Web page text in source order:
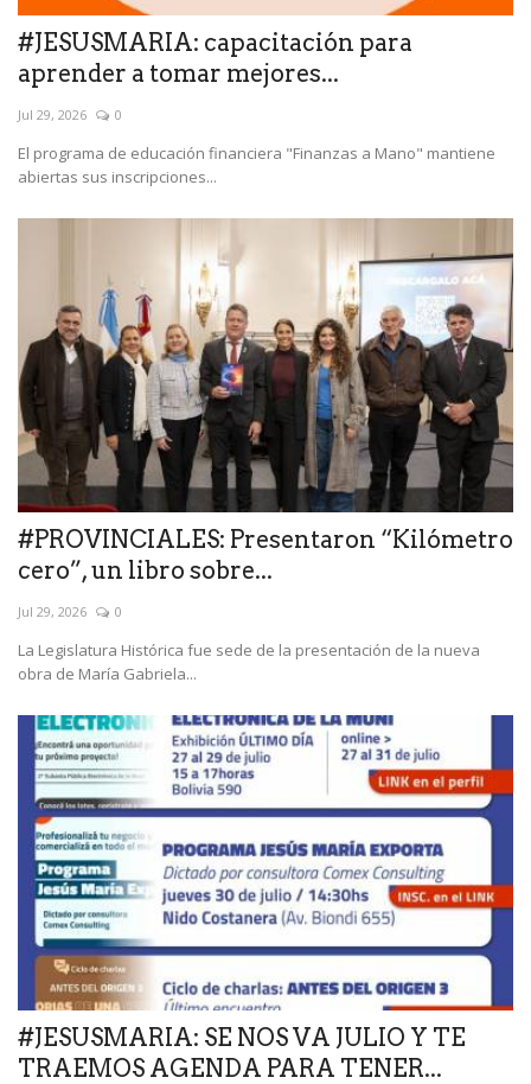
#JESUSMARIA: capacitación para
aprender a tomar mejores...
Jul 29, 2026 0
El programa de educación financiera "Finanzas a Mano" mantiene
abiertas sus inscripciones...
#PROVINCIALES: Presentaron “Kilómetro
cero”, un libro sobre...
Jul 29, 2026 0
La Legislatura Histórica fue sede de la presentación de la nueva
obra de María Gabriela...
#JESUSMARIA: SE NOS VA JULIO Y TE
TRAEMOS AGENDA PARA TENER...